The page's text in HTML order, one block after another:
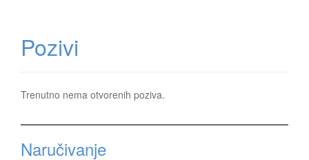
Pozivi
Trenutno nema otvorenih poziva.
Naručivanje